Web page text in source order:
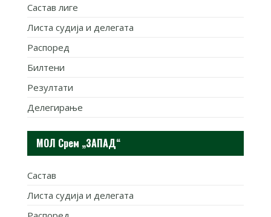
Састав лиге
Листа судија и делегата
Распоред
Билтени
Резултати
Делегирање
МОЛ Срем „ЗАПАД“
Састав
Листа судија и делегата